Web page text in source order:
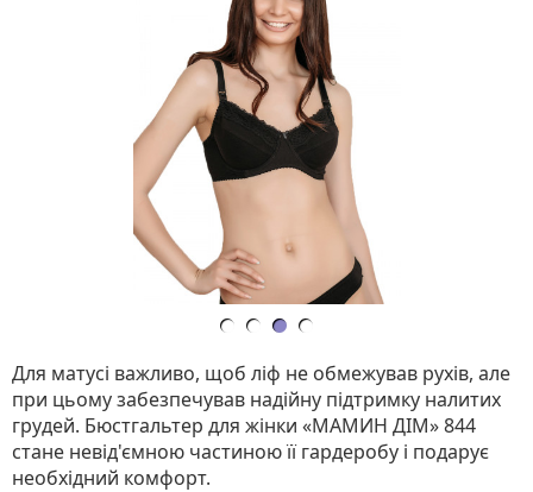
Для матусі важливо, щоб ліф не обмежував рухів, але
при цьому забезпечував надійну підтримку налитих
грудей. Бюстгальтер для жінки «МАМИН ДІМ» 844
стане невід'ємною частиною її гардеробу і подарує
необхідний комфорт.